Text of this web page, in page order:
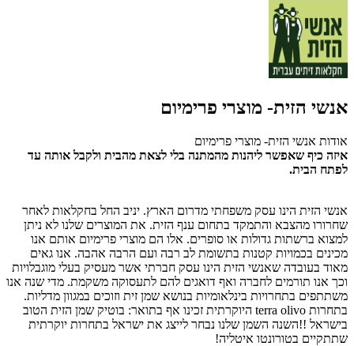
אנשי הזית- מוצרי פרימיום
אודות אנשי הזית- מוצרי פרימיום
איזה כיף שאפשר ליהנות מהמתנה בלי לצאת מהבית ולקבל אותה עד
לפתח הבית.
אנשי הזית הינו עסק משפחתי מדרום הארץ. יניב החל בחקלאות לאחר
שחרורו מהצבא והתמקד בתחום ענף הזית. את המוצרים שלנו לא ניתן
למצוא ברשתות גדולות או סופרים. אלו הם מוצרי פרימיום אותם אנו
מכינים בכמויות קטנות בתשומת לב רבה ועם הרבה אהבה. אנו גאים
מאוד בעובדה שאנשי הזית הינו עסק חברתי אשר מעסיק בעלי מוגבלויות
וכך אנו תורמים לחברה ואף דואגים להם לתעסוקה משקמת. מדי שנה אנו
משתתפים בתחרויות בינלאומיות בנושא שמן זית וזוכים במגוון מדליות.
בתחרות terra olivo היוקרתית זכינו אף בתואר: בוטיק שמן הזית הטוב
בישראל !!השנה השמן שלנו נבחר לייצג את ישראל בתחרות יוקרתית
שתתקיים בטורונטו איטליה!